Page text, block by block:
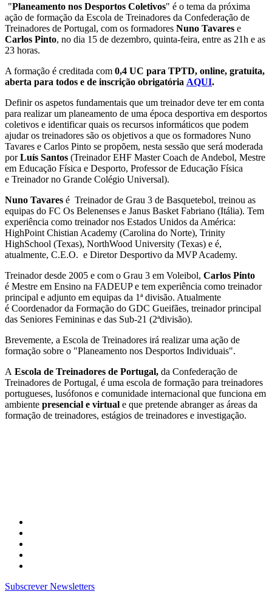
"Planeamento nos Desportos Coletivos" é o tema da próxima
ação de formação da Escola de Treinadores da Confederação de
Treinadores de Portugal, com os formadores Nuno Tavares e
Carlos Pinto, no dia 15 de dezembro, quinta-feira, entre as 21h e as
23 horas.
A formação é creditada com 0,4 UC para TPTD, online, gratuita,
aberta para todos e de inscrição obrigatória AQUI.
Definir os aspetos fundamentais que um treinador deve ter em conta
para realizar um planeamento de uma época desportiva em desportos
coletivos e identificar quais os recursos informáticos que podem
ajudar os treinadores são os objetivos a que os formadores Nuno
Tavares e Carlos Pinto se propõem, nesta sessão que será moderada
porLuís Santos (Treinador EHF Master Coach de Andebol, Mestre
em Educação Física e Desporto, Professor de Educação Física
e Treinador no Grande Colégio Universal).
Nuno Tavares é Treinador de Grau 3 de Basquetebol, treinou as
equipas do FC Os Belenenses e Janus Basket Fabriano (Itália). Tem
experiência como treinador nos Estados Unidos da América:
HighPoint Chistian Academy (Carolina do Norte), Trinity
HighSchool (Texas), NorthWood University (Texas) e é,
atualmente, C.E.O. e Diretor Desportivo da MVP Academy.
Treinador desde 2005 e com o Grau 3 em Voleibol, Carlos Pinto
é Mestre em Ensino na FADEUP e tem experiência como treinador
principal e adjunto em equipas da 1ª divisão. Atualmente
é Coordenador da Formação do GDC Gueifães, treinador principal
das Seniores Femininas e das Sub-21 (2ªdivisão).
Brevemente, a Escola de Treinadores irá realizar uma ação de
formação sobre o "Planeamento nos Desportos Individuais".
A Escola de Treinadores de Portugal, da Confederação de
Treinadores de Portugal, é uma escola de formação para treinadores
portugueses, lusófonos e comunidade internacional que funciona em
ambiente presencial e virtual e que pretende abranger as áreas da
formação de treinadores, estágios de treinadores e investigação.
Subscrever Newsletters